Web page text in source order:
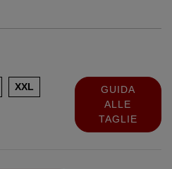
XXL
GUIDA
ALLE
TAGLIE